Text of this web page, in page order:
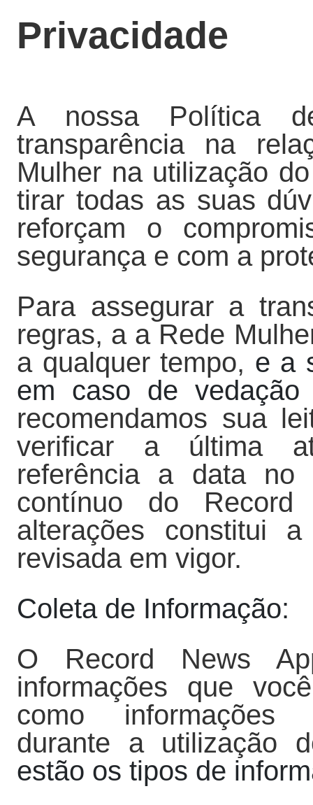
Privacidade
A nossa Política
transparência na
Mulher na utilização
tirar todas as suas
reforçam o
segurança e com a
Para assegurar a
regras, a a Rede
a qualquer tempo, e a
em caso de vedação
recomendamos sua
verificar a última
referência a data
contínuo do
alterações constitui
revisada em vigor.
Coleta de Informação:
O Record News
informações que
como informações
durante a utilização
estão os tipos de